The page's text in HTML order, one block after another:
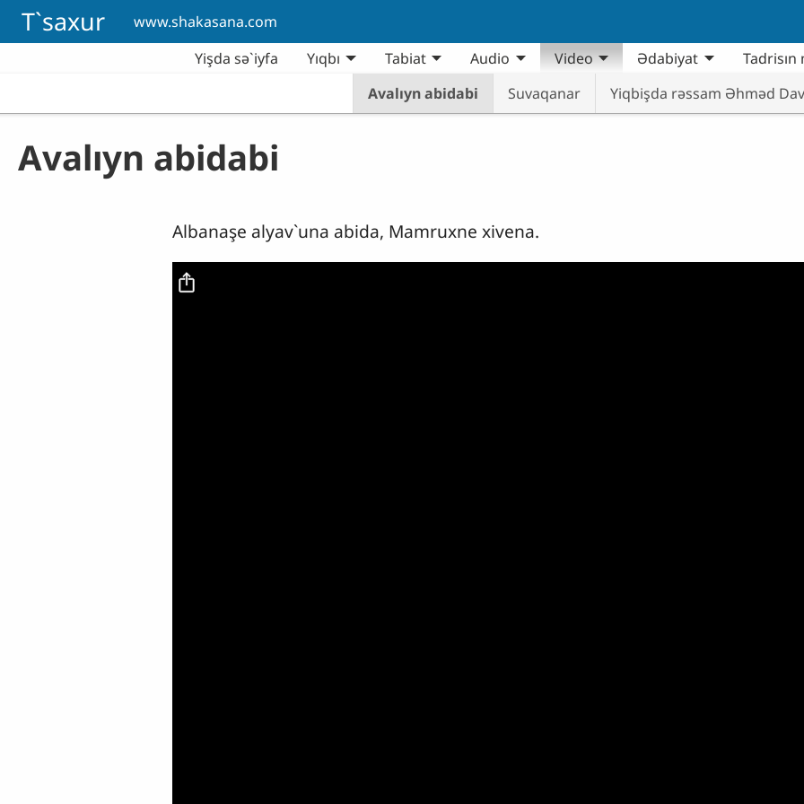
Skip to main content
T`saxur www.shakasana.com
Yişda sə`iyfa Yıqbı Tabiat Audio
Video
Avalıyn abidabi
Suvaqanar Yiqbişda rəssam Əhməd
Ədabiyat Tadrisın
Avalıyn abidabi
Albanaşe alyav`una abida, Mamruxne xivena.